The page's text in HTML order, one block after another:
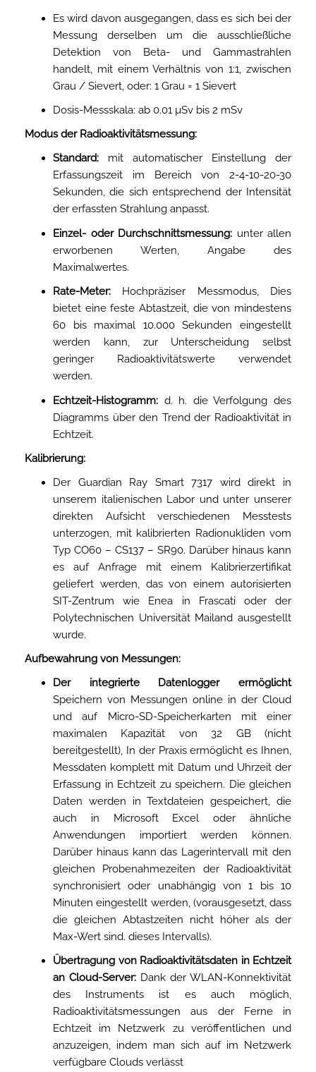
Es wird davon ausgegangen, dass es sich bei der
Messung derselben um die ausschließliche
Detektion von Beta- und Gammastrahlen
handelt, mit einem Verhältnis von 1:1, zwischen
Grau / Sievert, oder: 1 Grau = 1 Sievert
Dosis-Messskala: ab 0.01 µSv bis 2 mSv
Modus der Radioaktivitätsmessung:
Standard: mit automatischer Einstellung der
Erfassungszeit im Bereich von 2-4-10-20-30
Sekunden, die sich entsprechend der Intensität
der erfassten Strahlung anpasst.
Einzel- oder Durchschnittsmessung: unter allen
erworbenen Werten, Angabe des
Maximalwertes.
Rate-Meter: Hochpräziser Messmodus, Dies
bietet eine feste Abtastzeit, die von mindestens
60 bis maximal 10.000 Sekunden eingestellt
werden kann, zur Unterscheidung selbst
geringer Radioaktivitätswerte verwendet
werden.
Echtzeit-Histogramm: d. h. die Verfolgung des
Diagramms über den Trend der Radioaktivität in
Echtzeit.
Kalibrierung:
Der Guardian Ray Smart 7317 wird direkt in
unserem italienischen Labor und unter unserer
direkten Aufsicht verschiedenen Messtests
unterzogen, mit kalibrierten Radionukliden vom
Typ CO60 – CS137 – SR90. Darüber hinaus kann
es auf Anfrage mit einem Kalibrierzertifikat
geliefert werden, das von einem autorisierten
SIT-Zentrum wie Enea in Frascati oder der
Polytechnischen Universität Mailand ausgestellt
wurde.
Aufbewahrung von Messungen:
Der integrierte Datenlogger ermöglicht
Speichern von Messungen online in der Cloud
und auf Micro-SD-Speicherkarten mit einer
maximalen Kapazität von 32 GB (nicht
bereitgestellt), In der Praxis ermöglicht es Ihnen,
Messdaten komplett mit Datum und Uhrzeit der
Erfassung in Echtzeit zu speichern. Die gleichen
Daten werden in Textdateien gespeichert, die
auch in Microsoft Excel oder ähnliche
Anwendungen importiert werden können.
Darüber hinaus kann das Lagerintervall mit den
gleichen Probenahmezeiten der Radioaktivität
synchronisiert oder unabhängig von 1 bis 10
Minuten eingestellt werden, (vorausgesetzt, dass
die gleichen Abtastzeiten nicht höher als der
Max-Wert sind. dieses Intervalls).
Übertragung von Radioaktivitätsdaten in Echtzeit
an Cloud-Server: Dank der WLAN-Konnektivität
des Instruments ist es auch möglich,
Radioaktivitätsmessungen aus der Ferne in
Echtzeit im Netzwerk zu veröffentlichen und
anzuzeigen, indem man sich auf im Netzwerk
verfügbare Clouds verlässt